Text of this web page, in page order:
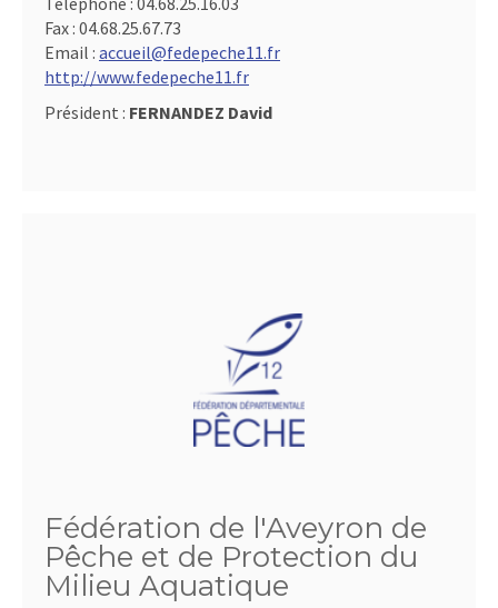
Fax : 04.68.25.67.73
Email : accueil@fedepeche11.fr
http://www.fedepeche11.fr
Président : FERNANDEZ David
Fédération de l'Aveyron de
Pêche et de Protection du
Milieu Aquatique